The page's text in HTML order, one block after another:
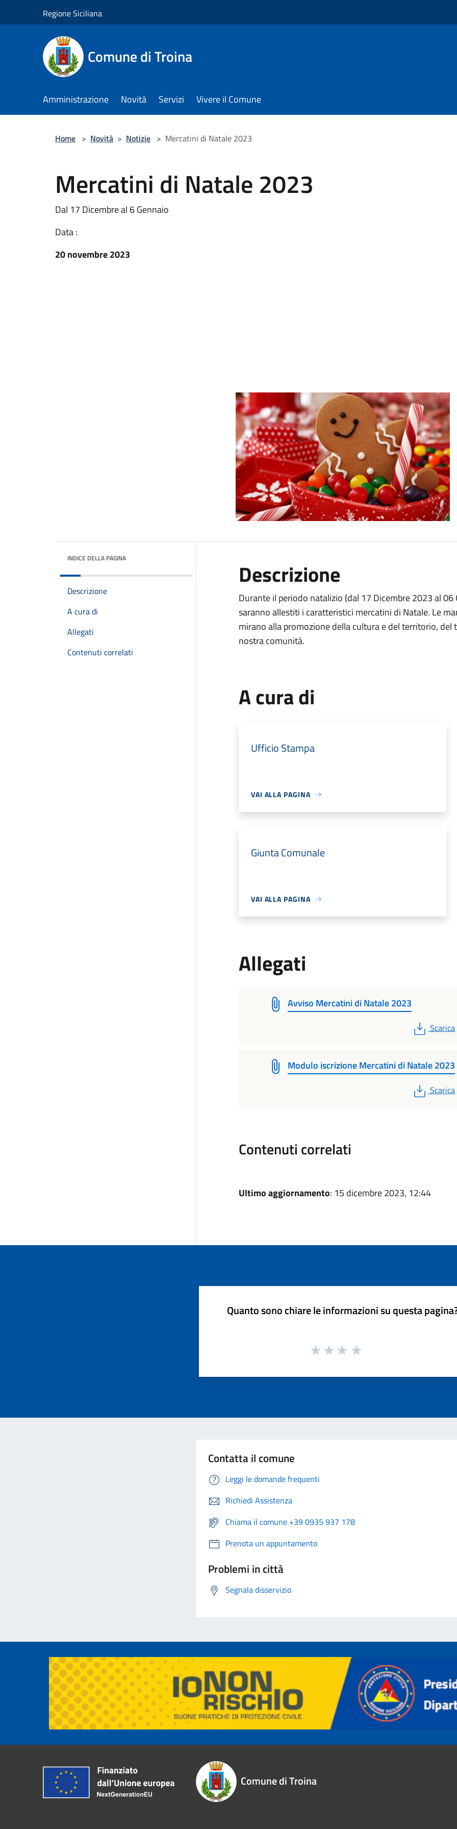
Regione Siciliana
Comune di Troina
Amministrazione Novità Servizi Vivere il Comune
Home > Novità > Notizie > Mercatini di Natale 2023
Mercatini di Natale 2023
Dal 17 Dicembre al 6 Gennaio
Data :
20 novembre 2023
INDICE DELLA PAGINA
Descrizione
A cura di
Allegati
Contenuti correlati
Descrizione
Durante il periodo natalizio (dal 17 Dicembre 2023 al
saranno allestiti i caratteristici mercatini di Natale. Le
mirano alla promozione della cultura e del territorio,
nostra comunità.
A cura di
Ufficio Stampa
VAI ALLA PAGINA
Giunta Comunale
VAI ALLA PAGINA
Allegati
Avviso Mercatini di Natale 2023
PDF
Scarica
Modulo iscrizione Mercatini di Natale 2023
PDF
Scarica
Contenuti correlati
Ultimo aggiornamento: 15 dicembre 2023, 12:44
Quanto sono chiare le informazioni su questa
Contatta il comune
Leggi le domande frequenti
Richiedi Assistenza
Chiama il comune +39 0935 937 178
Prenota un appuntamento
Problemi in città
Segnala disservizio
Comune di Troina